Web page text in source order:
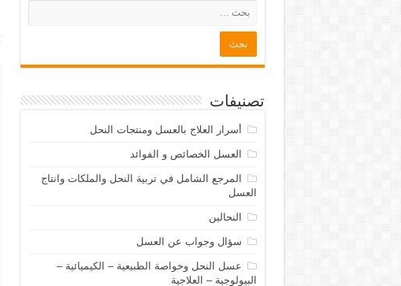
تصنيفات
أسرار العلاج بالعسل ومنتجات النحل
العسل الخصائص و الفوائد
المرجع الشامل في تربية النحل والملكات وانتاج
العسل
النحالين
سؤال وجواب عن العسل
عسل النحل وخواصة الطبيعية – الكيميائية –
البيولوجية – العلاجية